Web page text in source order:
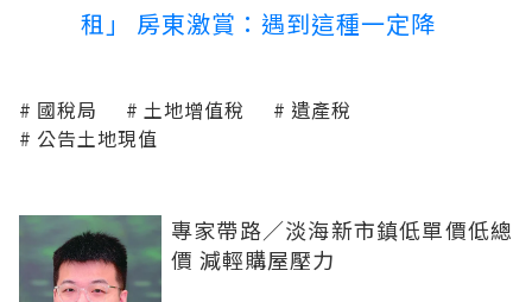
租」 房東激賞：遇到這種一定降
國稅局 土地增值稅
遺產稅
公告土地現值
專家帶路／淡海新市鎮低單價低總
價 減輕購屋壓力